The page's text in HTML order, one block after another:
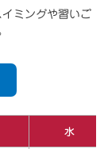
ミングや習いご
水